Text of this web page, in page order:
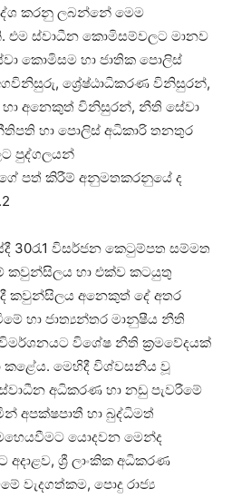
කරනු ලබන්නේ මෙම
එම ස්වාධීන කොමිසම්වලට මානව
කොමිසම හා ජාතික පොලිස්
ශ්‍රේෂ්ඨාධිකරණ විනිසුරන්,
අනෙකුත් විනිසුරන්, නීති සේවා
හා පොලිස් අධිකාරි තනතුර
පුද්ගලයන්
පත් කිරීම් අනුමතකරනුයේ ද
30රැ1 විසර්ජන කෙටුම්පත සම්මත
කවුන්සිලය හා එක්ව කටයුතු
කවුන්සිලය අනෙකුත් දේ අතර
හා ජාත්‍යන්තර මානුෂීය නීති
විශේෂ නීති ක්‍රමවේදයක්
මෙහිදී විශ්වසනීය වූ
අධිකරණ හා නඩු පැවරීමේ
අපක්ෂපාතී හා බුද්ධිමත්
යොදවන මෙන්ද
ශ්‍රී ලාංකික අධිකරණ
වැදගත්කම, පොදු රාජ්‍ය